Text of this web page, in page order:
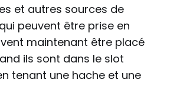
et autres sources de
peuvent être prise en
maintenant être placé
ils sont dans le slot
tenant une hache et une